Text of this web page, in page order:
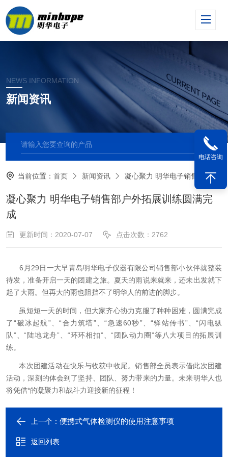
NEWS INFORMATION
新闻资讯
当前位置：首页 新闻资讯 凝心聚力 明华电子销售部户外拓展训练圆满完成
凝心聚力 明华电子销售部户外拓展训练圆满完
成
更新时间：2020-07-07 点击次数：2762
6月29日一大早青岛明华电子仪器有限公司销售部小伙伴就整装
待发，准备开启一天的团建之旅。夏天的雨说来就来，还未出发就下
起了大雨。但再大的雨也阻挡不了明华人的前进的脚步。
虽短短一天的时间，但大家齐心协力克服了种种困难，圆满完成
了“破冰起航”、“合力筑塔”、“急速60秒”、“驿站传书”、“闪电纵
队”、“陆地龙舟”、“环环相扣”、“团队动力圈”等八大项目的拓展训
练。
本次团建活动在快乐与收获中收尾。销售部全员表示借此次团建
活动，深刻的体会到了坚持、团队、努力带来的力量。未来明华人也
将凭借*的凝聚力和战斗力迎接新的征程！
上一个：便携式气体检测仪的使用注意事项
返回列表
电话咨询